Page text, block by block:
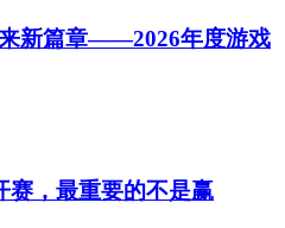
新篇章——2026年度游戏
赛，最重要的不是赢